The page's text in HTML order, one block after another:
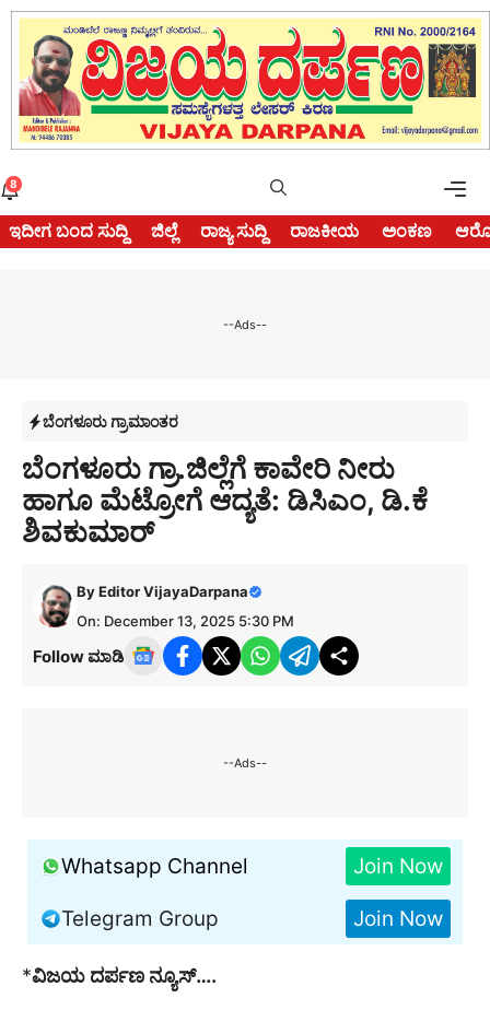
Skip
content
8
ಇದೀಗ ಬಂದ ಸುದ್ದಿ ಜಿಲ್ಲೆ ರಾಜ್ಯ ಸುದ್ದಿ ರಾಜಕೀಯ ಅಂಕಣ
--Ads--
ಬೆಂಗಳೂರು ಗ್ರಾಮಾಂತರ
ಬೆಂಗಳೂರು ಗ್ರಾ.ಜಿಲ್ಲೆಗೆ ಕಾವೇರಿ ನೀರು
ಹಾಗೂ ಮೆಟ್ರೋಗೆ ಆದ್ಯತೆ: ಡಿಸಿಎಂ, ಡಿ.ಕೆ
ಶಿವಕುಮಾರ್
ByEditor VijayaDarpana
On: December 13, 2025 5:30 PM
Follow ಮಾಡಿ
--Ads--
Whatsapp Channel Join Now
Telegram Group Join Now
*ವಿಜಯ ದರ್ಪಣ ನ್ಯೂಸ್….